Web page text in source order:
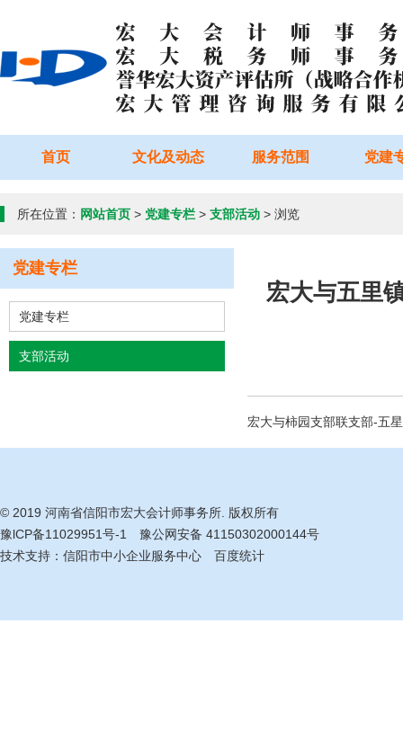
首页 文化及动态 服务范围 党建
所在位置： 网站首页 > 党建专栏 > 支部活动 > 浏览
党建专栏
党建专栏
支部活动
宏大与五里
宏大与柿园支部联支部-五
© 2019 河南省信阳市宏大会计师事务所. 版权所有
豫lCP备11029951号-1
豫公网安备 41150302000144号
技术支持： 信阳市中小企业服务中心 百度统计